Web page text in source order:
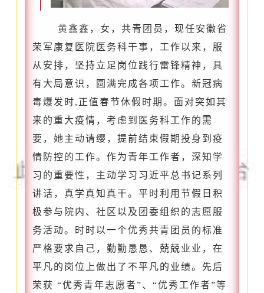
黄鑫鑫，女，共青团员，现任安徽省
荣军康复医院医务科干事 ， 工作以来，服
从安排，坚持立足岗位践行雷锋精神，具
有大局意识，
圆满完成各项工作。新冠病
毒爆发时,正值春节休假时期。面对突如其
来的重大疫情，考虑到医务科工作的需
要，她主动请缨，提前结束假期投身到疫
情防控的工作。作为青年工作者，深知学
习的重要性，主动学习习近平总书记系列
讲话，真学真知真干。平时利用节假日积
极参与院内、社区以及团委组织的志愿服
务活动。时时以一个优秀共青团员的标准
严格要求自己，勤勤恳恳、兢兢业业，在
平凡的岗位上做出了不平凡的业绩。先后
荣获 “优秀青年志愿者”、“优秀工作者”等